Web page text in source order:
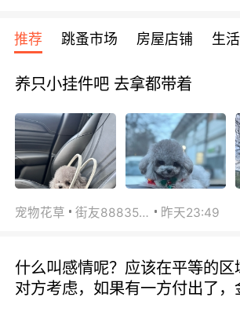
宾馆 108欧/天起
全程756欧/位
欧/天起 ~包拼房
推荐 跳蚤市场 房屋店铺 生
养只小挂件吧 去拿都带着
宠物花草 街友88835518 昨天23:49
什么叫感情呢？应该在平等的区
对方考虑，如果有一方付出了，